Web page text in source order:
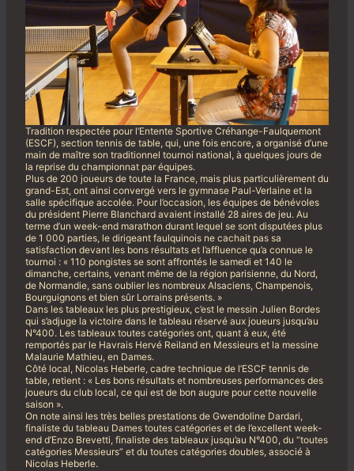
Tradition respectée pour l’Entente Sportive Créhange-Faulquemont
(ESCF), section tennis de table, qui, une fois encore, a organisé d’une
main de maître son traditionnel tournoi national, à quelques jours de
la reprise du championnat par équipes.
Plus de 200 joueurs de toute la France, mais plus particulièrement du
grand-Est, ont ainsi convergé vers le gymnase Paul-Verlaine et la
salle spécifique accolée. Pour l’occasion, les équipes de bénévoles
du président Pierre Blanchard avaient installé 28 aires de jeu. Au
terme d’un week-end marathon durant lequel se sont disputées plus
de 1 000 parties, le dirigeant faulquinois ne cachait pas sa
satisfaction devant les bons résultats et l’affluence qu’a connue le
tournoi : « 110 pongistes se sont affrontés le samedi et 140 le
dimanche, certains, venant même de la région parisienne, du Nord,
de Normandie, sans oublier les nombreux Alsaciens, Champenois,
Bourguignons et bien sûr Lorrains présents. »
Dans les tableaux les plus prestigieux, c’est le messin Julien Bordes
qui s’adjuge la victoire dans le tableau réservé aux joueurs jusqu’au
N°400. Les tableaux toutes catégories ont, quant à eux, été
remportés par le Havrais Hervé Reiland en Messieurs et la messine
Malaurie Mathieu, en Dames.
Côté local, Nicolas Heberle, cadre technique de l’ESCF tennis de
table, retient : « Les bons résultats et nombreuses performances des
joueurs du club local, ce qui est de bon augure pour cette nouvelle
saison ».
On note ainsi les très belles prestations de Gwendoline Dardari,
finaliste du tableau Dames toutes catégories et de l’excellent week-
end d’Enzo Brevetti, finaliste des tableaux jusqu’au N°400, du “toutes
catégories Messieurs” et du toutes catégories doubles, associé à
Nicolas Heberle.